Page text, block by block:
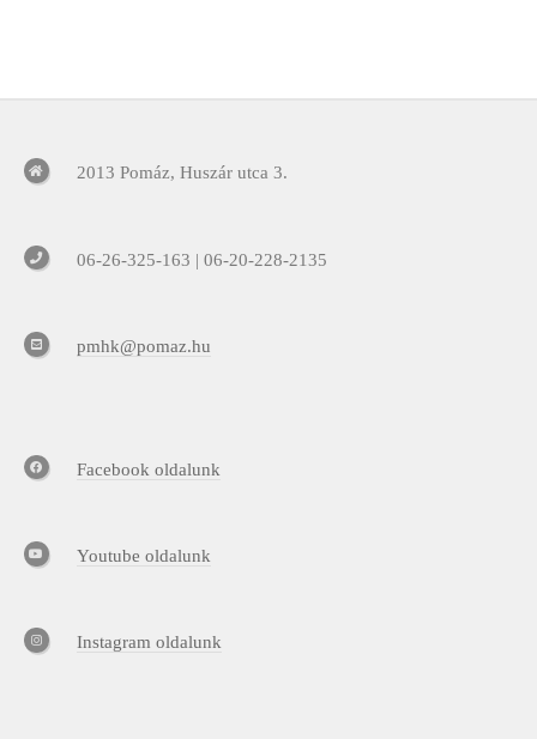
2013 Pomáz, Huszár utca 3.
06-26-325-163 | 06-20-228-2135
pmhk@pomaz.hu
Facebook oldalunk
Youtube oldalunk
Instagram oldalunk